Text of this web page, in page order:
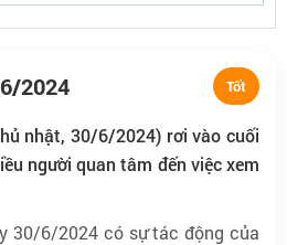
2024 Tốt
nhật, 30/6/2024) rơi vào cuối
người quan tâm đến việc xem
30/6/2024 có sự tác động của